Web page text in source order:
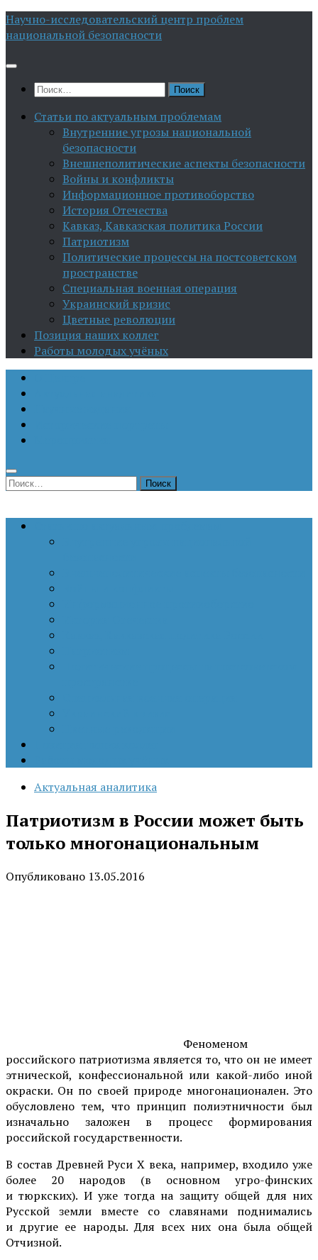
Перейти
к
Научно-исследовательский центр проблем
национальной безопасности
Найти:
Статьи по актуальным проблемам
Внутренние угрозы национальной
безопасности
Внешнеполитические аспекты безопасности
Войны и конфликты
Информационное противоборство
История Отечества
Кавказ, Кавказская политика России
Патриотизм
Политические процессы на постсоветском
пространстве
Специальная военная операция
Украинский кризис
Цветные революции
Позиция наших коллег
Работы молодых учёных
Найти:
Актуальная аналитика
Патриотизм в России может быть
только многонациональным
Опубликовано 13.05.2016
Феноменом
российского патриотизма является то, что он не имеет
этнической, конфессиональной или какой-либо иной
окраски. Он по своей природе многонационален. Это
обусловлено тем, что принцип полиэтничности был
изначально заложен в процесс формирования
российской государственности.
В состав Древней Руси X века, например, входило уже
более 20 народов (в основном угро-финских
и тюркских). И уже тогда на защиту общей для них
Русской земли вместе со славянами поднимались
и другие ее народы. Для всех них она была общей
Отчизной.